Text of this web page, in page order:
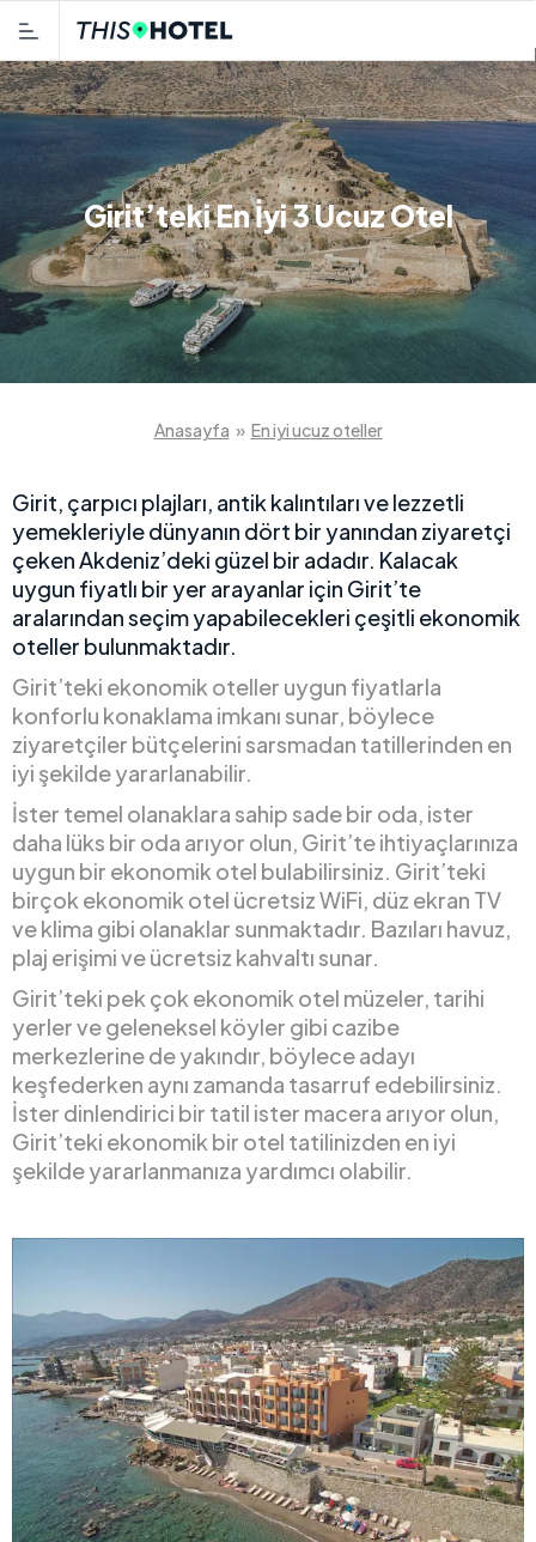
Girit’teki En İyi 3 Ucuz Otel
Anasayfa » En iyi ucuz oteller
Girit, çarpıcı plajları, antik kalıntıları ve lezzetli
yemekleriyle dünyanın dört bir yanından ziyaretçi
çeken Akdeniz’deki güzel bir adadır. Kalacak
uygun fiyatlı bir yer arayanlar için Girit’te
aralarından seçim yapabilecekleri çeşitli ekonomik
oteller bulunmaktadır.
Girit’teki ekonomik oteller uygun fiyatlarla
konforlu konaklama imkanı sunar, böylece
ziyaretçiler bütçelerini sarsmadan tatillerinden en
iyi şekilde yararlanabilir.
İster temel olanaklara sahip sade bir oda, ister
daha lüks bir oda arıyor olun, Girit’te ihtiyaçlarınıza
uygun bir ekonomik otel bulabilirsiniz. Girit’teki
birçok ekonomik otel ücretsiz WiFi, düz ekran TV
ve klima gibi olanaklar sunmaktadır. Bazıları havuz,
plaj erişimi ve ücretsiz kahvaltı sunar.
Girit’teki pek çok ekonomik otel müzeler, tarihi
yerler ve geleneksel köyler gibi cazibe
merkezlerine de yakındır, böylece adayı
keşfederken aynı zamanda tasarruf edebilirsiniz.
İster dinlendirici bir tatil ister macera arıyor olun,
Girit’teki ekonomik bir otel tatilinizden en iyi
şekilde yararlanmanıza yardımcı olabilir.